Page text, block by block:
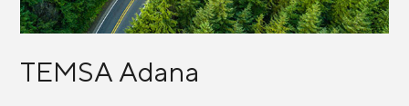
TEMSA Adana